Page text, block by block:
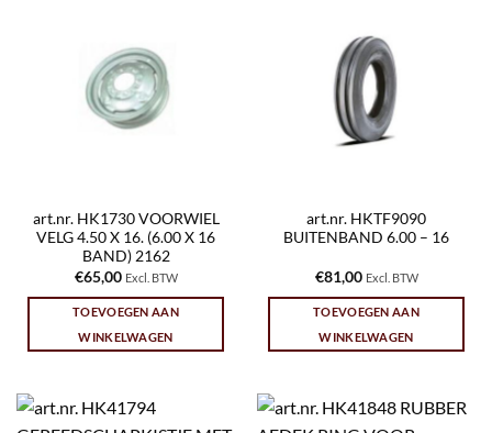
art.nr. HK1730 VOORWIEL
VELG 4.50 X 16. (6.00 X 16
BAND) 2162
€65,00 Excl. BTW
TOEVOEGEN AAN
WINKELWAGEN
art.nr. HKTF9090
BUITENBAND 6.00 – 16
€81,00 Excl. BTW
TOEVOEGEN AAN
WINKELWAGEN